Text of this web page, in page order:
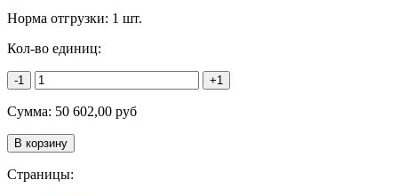
Норма отгрузки: 1 шт.
Кол-во единиц:
-1 +1
Сумма: 50 602,00 руб
Страницы: